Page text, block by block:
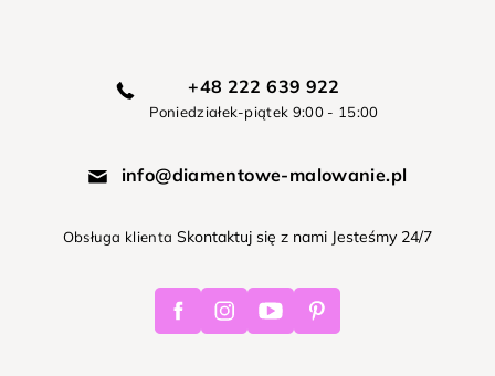
+48 222 639 922
Poniedziałek-piątek 9:00 - 15:00
info@diamentowe-malowanie.pl
Obsługa klienta Skontaktuj się z nami Jesteśmy 24/7
FacebookInstagramYoutube Pinterest